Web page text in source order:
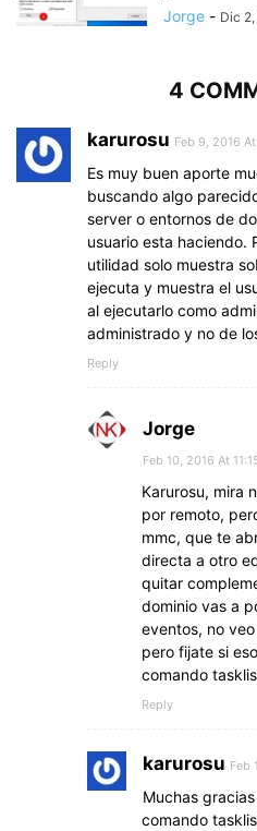
Jorge - Dic
4
karurosu Feb 9, 2016
Es muy buen aporte
buscando algo
server o entornos de
usuario esta haciendo.
utilidad solo muestra
ejecuta y muestra el
al ejecutarlo como
administrado y no de
Reply
Jorge
Feb 10, 2016 At
Karurosu, mira
por remoto,
mmc, que te
directa a otro
quitar
dominio vas a
eventos, no
pero fijate si
comando
Reply
karurosu Feb
Muchas
comando